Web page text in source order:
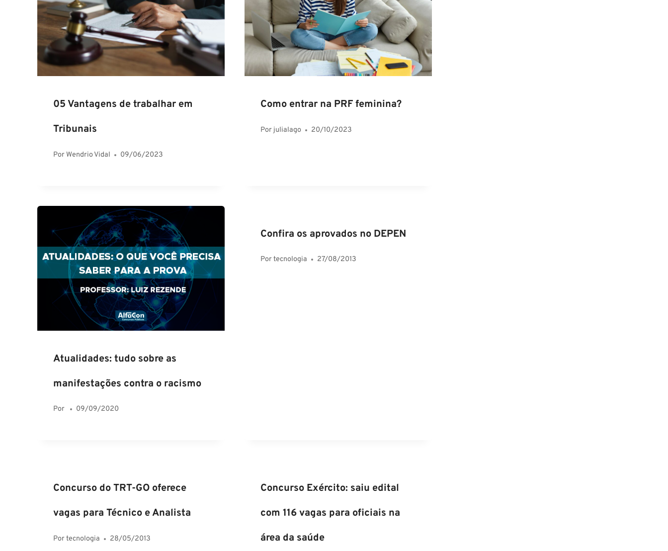
05 Vantagens de trabalhar em
Tribunais
PorWendrio Vidal 09/06/2023
Como entrar na PRF feminina?
Por julialago 20/10/2023
Atualidades: tudo sobre as
manifestações contra o racismo
Por 09/09/2020
Confira os aprovados no DEPEN
Portecnologia 27/08/2013
Concurso do TRT-GO oferece
vagas para Técnico e Analista
Portecnologia 28/05/2013
Concurso Exército: saiu edital
com 116 vagas para oficiais na
área da saúde